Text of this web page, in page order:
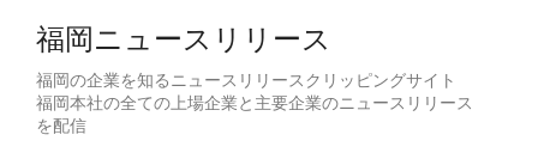
福岡ニュースリリース
福岡の企業を知るニュースリリースクリッピングサイト
福岡本社の全ての上場企業と主要企業のニュースリリース
を配信